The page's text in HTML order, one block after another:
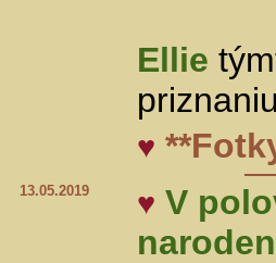
Ellie
♥
13.05.2019 ♥ V